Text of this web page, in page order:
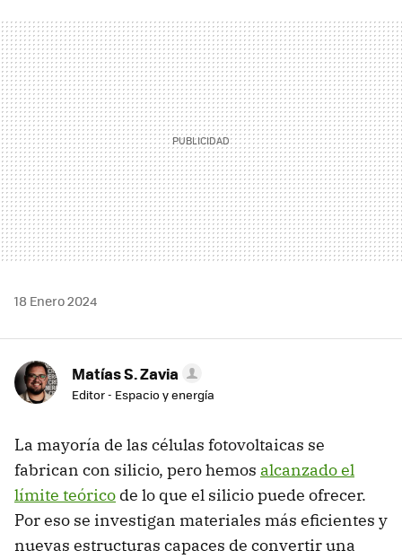
MAIL
18 Enero 2024
Matías S. Zavia
Editor - Espacio y energía
La mayoría de las células fotovoltaicas se
fabrican con silicio, pero hemos alcanzado el
límite teórico de lo que el silicio puede ofrecer.
Por eso se investigan materiales más eficientes y
nuevas estructuras capaces de convertir una